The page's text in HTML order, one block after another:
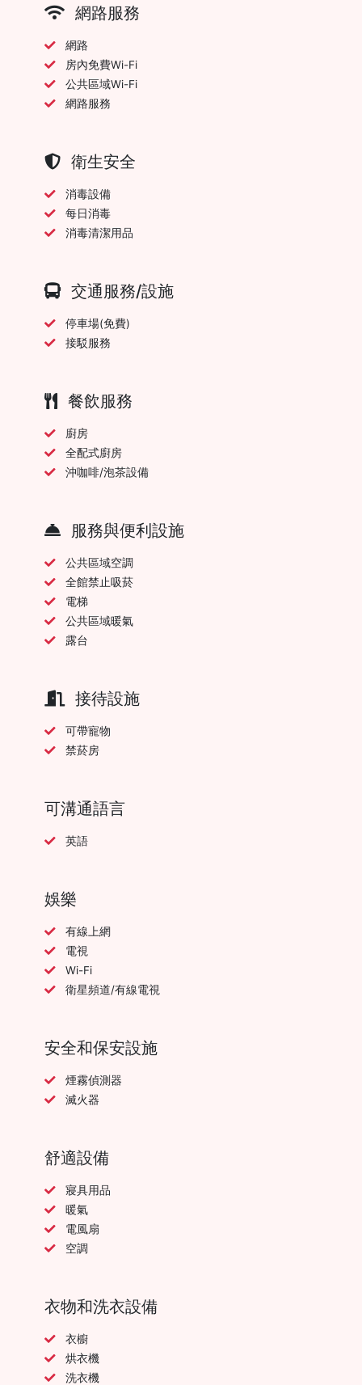
網路服務
網路
房內免費Wi-Fi
公共區域Wi-Fi
網路服務
衛生安全
消毒設備
每日消毒
消毒清潔用品
交通服務/設施
停車場(免費)
接駁服務
餐飲服務
廚房
全配式廚房
沖咖啡/泡茶設備
服務與便利設施
公共區域空調
全館禁止吸菸
電梯
公共區域暖氣
露台
接待設施
可帶寵物
禁菸房
可溝通語言
英語
娛樂
有線上網
電視
Wi-Fi
衛星頻道/有線電視
安全和保安設施
煙霧偵測器
滅火器
舒適設備
寢具用品
暖氣
電風扇
空調
衣物和洗衣設備
衣櫥
烘衣機
洗衣機